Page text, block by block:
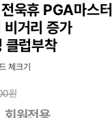
욱휴 PGA마스터
비거리 증가
클럽부착
체크기
원